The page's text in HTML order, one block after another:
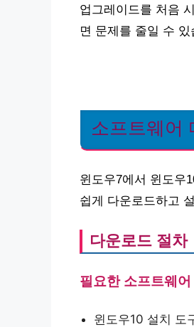
업그레이드를 처음
면 문제를 줄일 수 있
소프트웨어
윈도우7에서 윈도우
쉽게 다운로드하고
다운로드 절차
필요한 소프트웨어
윈도우10 설치 도